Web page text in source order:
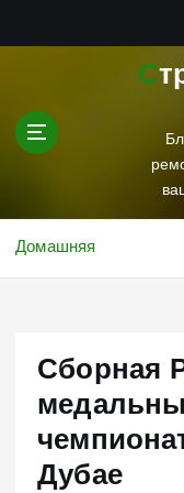
Строительный
Домашняя
Сборная
Дубае